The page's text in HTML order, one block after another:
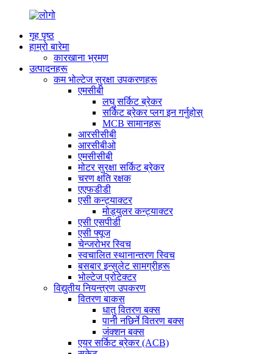
गृह पृष्ठ
हाम्रो बारेमा
कारखाना भ्रमण
उत्पादनहरू
कम भोल्टेज सुरक्षा उपकरणहरू
एमसीबी
लघु सर्किट ब्रेकर
सर्किट ब्रेकर प्लग इन गर्नुहोस्
MCB सामानहरू
आरसीसीबी
आरसीबीओ
एमसीसीबी
मोटर सुरक्षा सर्किट ब्रेकर
चरण क्षति रक्षक
एएफडीडी
एसी कन्ट्याक्टर
मोड्युलर कन्ट्याक्टर
एसी एसपीडी
एसी फ्यूज
चेन्जरोभर स्विच
स्वचालित स्थानान्तरण स्विच
बसबार इन्सुलेट सामग्रीहरू
भोल्टेज प्रोटेक्टर
विद्युतीय नियन्त्रण उपकरण
वितरण बाकस
धातु वितरण बक्स
पानी नछिर्ने वितरण बक्स
जंक्शन बक्स
एयर सर्किट ब्रेकर (ACB)